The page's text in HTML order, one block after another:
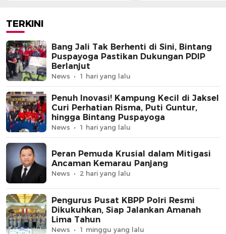
TERKINI
Bang Jali Tak Berhenti di Sini, Bintang
Puspayoga Pastikan Dukungan PDIP
Berlanjut
News 1 hari yang lalu
Penuh Inovasi! Kampung Kecil di Jaksel
Curi Perhatian Risma, Puti Guntur,
hingga Bintang Puspayoga
News 1 hari yang lalu
Peran Pemuda Krusial dalam Mitigasi
Ancaman Kemarau Panjang
News 2 hari yang lalu
Pengurus Pusat KBPP Polri Resmi
Dikukuhkan, Siap Jalankan Amanah
Lima Tahun
News 1 minggu yang lalu